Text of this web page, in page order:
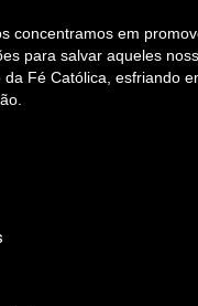
concentramos em
para salvar aqueles
Fé Católica, esfriando